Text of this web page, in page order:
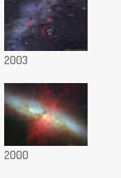
2003
2000